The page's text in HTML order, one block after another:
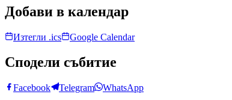
Добави в календар
Изтегли .ics Google Calendar
Сподели събитие
Facebook Telegram
WhatsApp